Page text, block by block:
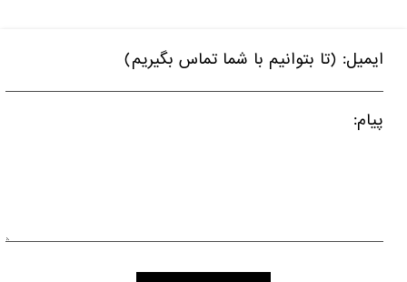
ایمیل: (تا بتوانیم با شما تماس بگیریم)
پیام: